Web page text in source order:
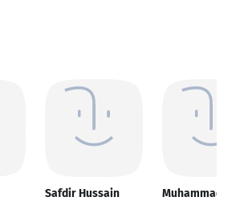
Safdir Hussain Muhammad Uzair